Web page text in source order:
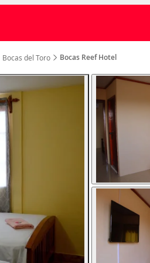
Bocas del Toro Bocas Reef Hotel